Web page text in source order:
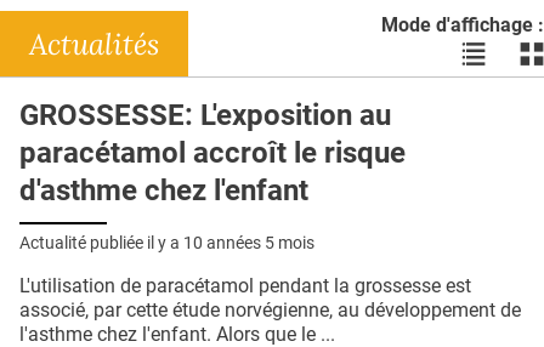
DOSSIERS
RÉSEAUX
E-REVUE SAD
THÉMA
L'APP
PUBLICITÉ
Mode d'affichage :
Voir
les
les
Actualités
GROSSESSE: L'exposition au
paracétamol accroît le risque
d'asthme chez l'enfant
Actualité publiée il y a 10 années 5 mois
L'utilisation de paracétamol pendant la grossesse est
associé, par cette étude norvégienne, au développement de
l'asthme chez l'enfant. Alors que le ...